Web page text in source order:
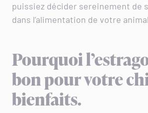
puissiez décider sereinement de
dans l’alimentation de votre
Pourquoi
bon pour votre
bienfaits.